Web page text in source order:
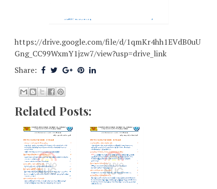
https://drive.google.com/file/d/1qmKr4hh1EVdB0uU
Gng_CC99WxmY1jzw7/view?usp=drive_link
Share:
Related Posts: